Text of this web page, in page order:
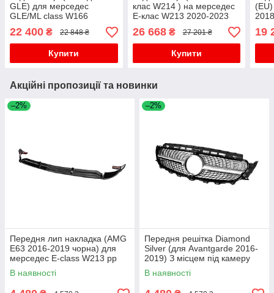
GLE) для мерседес
GLE/ML сlass W166
22 400 ₴ 22 848 ₴
Купити
клас W214 ) на мерседес
E-клас W213 2020-2023
року
26 668₴ 27 201 ₴
Купити
19
Акційні пропозиції та новинки
–2%
Передня лип накладка (AMG
E63 2016-2019 чорна) для
мерседес E-сlass W213 рр
В наявності
–2%
Передня решітка Diamond
Silver (для Avantgarde 2016-
2019) З місцем під камеру
для мерседес E-сlass W213
рр
В наявності